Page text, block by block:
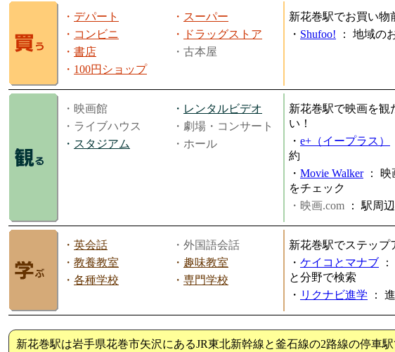
・ デパート ・ スーパー
・ コンビニ ・
ドラッグストア
・ 書店
・古本屋
・ 100円ショップ
新花巻駅でお買い物
・ Shufoo! ： 地域の
・映画館 ・ レンタルビデオ
・ライブハウス
・劇場・コンサート
・ スタジアム ・ホール
新花巻駅で映画を観
い！
・ e+（イープラス）
約
・ Movie Walker： 映
をチェック
・映画.com ： 駅周
・ 英会話
・外国語会話
・ 教養教室 ・ 趣味教室
・ 各種学校 ・ 専門学校
新花巻駅でステップ
・ ケイコとマナブ ：
と分野で検索
・ リクナビ進学 ：
新花巻駅は岩手県花巻市矢沢にあるJR東北新幹線と釜石線の2路線の停車